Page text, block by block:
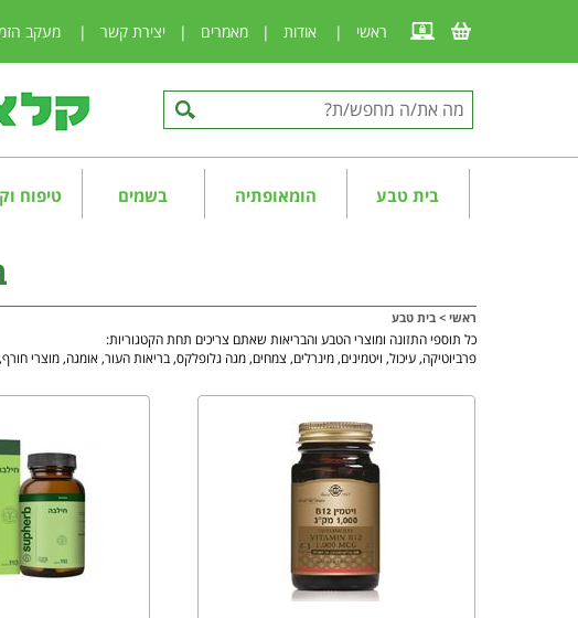
ראשי | אודות | מאמרים | יצירת קשר | מעקב
בית טבע הומאופתיה בשמים טיפוח
ראשי > בית טבע
כל תוספי התזונה ומוצרי הטבע והבריאות שאתם צריכים תחת הקטגוריות:
פרביוטיקה, עיכול, ויטמינים, מינרלים, צמחים, מגה גלופלקס, בריאות העור, אומגה, מוצרי